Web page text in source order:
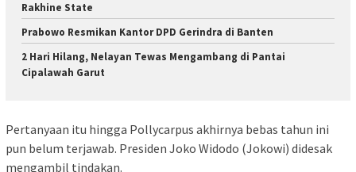
Rakhine State
Prabowo Resmikan Kantor DPD Gerindra di Banten
2 Hari Hilang, Nelayan Tewas Mengambang di Pantai
Cipalawah Garut
Pertanyaan itu hingga Pollycarpus akhirnya bebas tahun ini
pun belum terjawab. Presiden Joko Widodo (Jokowi) didesak
mengambil tindakan.